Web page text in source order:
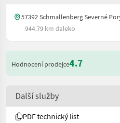
57392 Schmallenberg Severné
944.79 km daleko
Hodnocení prodejce4.7
Další služby
PDF technický list